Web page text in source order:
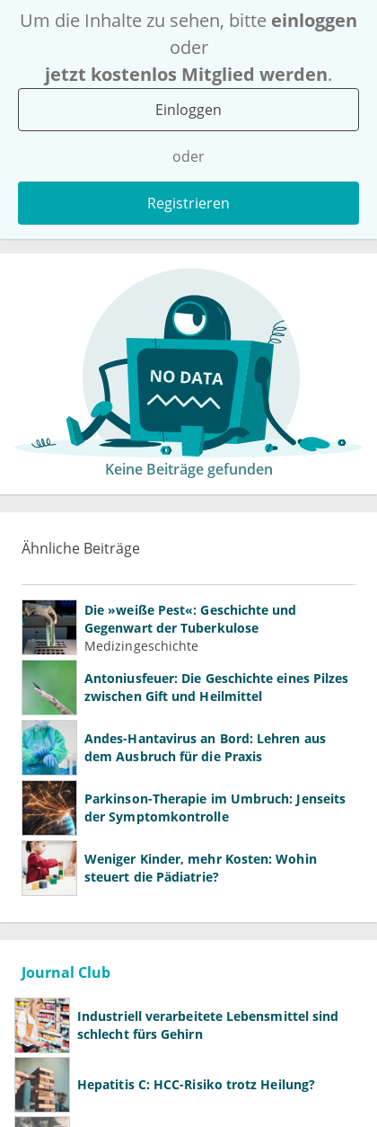
Um die Inhalte zu sehen, bitte einloggen
oder
jetzt kostenlos Mitglied werden.
Einloggen
oder
Registrieren
Keine Beiträge gefunden
Ähnliche Beiträge
Die »weiße Pest«: Geschichte und
Gegenwart der Tuberkulose
Medizingeschichte
Antoniusfeuer: Die Geschichte eines Pilzes
zwischen Gift und Heilmittel
Andes-Hantavirus an Bord: Lehren aus
dem Ausbruch für die Praxis
Parkinson-Therapie im Umbruch: Jenseits
der Symptomkontrolle
Weniger Kinder, mehr Kosten: Wohin
steuert die Pädiatrie?
Journal Club
Industriell verarbeitete Lebensmittel sind
schlecht fürs Gehirn
Hepatitis C: HCC-Risiko trotz Heilung?